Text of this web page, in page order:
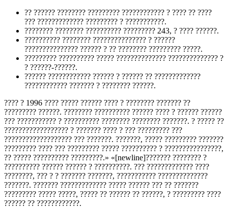
?? ?????? ???????? ????????? ???????????? ? ???? ?? ????
??? ????????????? ????????? ? ???????????.
???????? ???????? ?????????? ????????? 243, ? ???? ??????.
?????????? ???????? ??????????????? ? ??????
??????????????? ?????? ? ?? ???????? ????????? ?????.
????????? ?????????? ????? ?????????????? ?????????????? ?
? ??????-??????.
?????? ???????????? ?????? ? ?????? ?? ?????????????
???????????? ??????? ? ???????? ??????.
???? ? 1996 ???? ????? ?????? ???? ? ???????? ??????? ??
????????? ??????. ???????? ?????????? ?????? ???? ? ?????? ??????
??? ??????????? ? ?????????? ???????? ???????? ???????. ? ????? ??
?????????????????? ? ??????? ???? ? ??? ????????? ???
??????????????????? ??? ???????. ???????, ????? ????????? ???????
????????? ???? ??? ????????? ????? ?????????? ? ????????????????,
?? ????? ?????????? ?????????.» «[newline]??????? ???????? ?
?????????? ?????? ?????? ? ??????????. ??? ????????????? ????
????????, ??? ? ? ??????? ???????, ??????????? ??????????????
???????. ??????? ????????????? ????? ?????? ??? ?? ???????
????????? ????? ?????, ????? ?? ?????? ?? ??????, ? ????????? ????
?????? ?? ????????????.